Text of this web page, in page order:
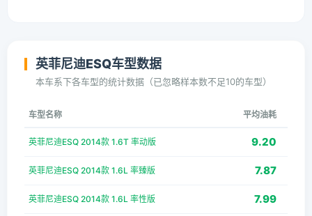
英菲尼迪ESQ车型数据
本车系下各车型的统计数据（已忽略样本数不足10的车型）
车型名称 平均油耗
英菲尼迪ESQ 2014款 1.6T 率动版 9.20
英菲尼迪ESQ 2014款 1.6L 率臻版 7.87
英菲尼迪ESQ 2014款 1.6L 率性版 7.99